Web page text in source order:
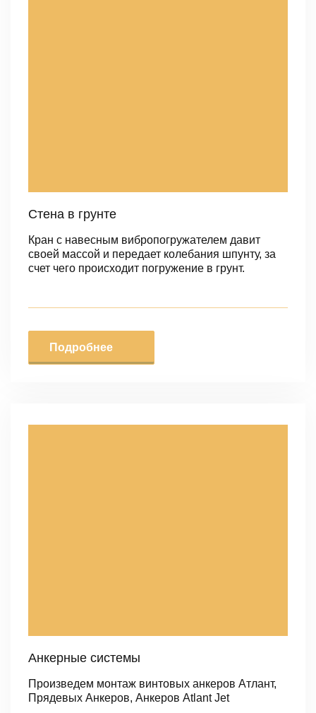
Стена в грунте
Кран с навесным вибропогружателем давит
своей массой и передает колебания шпунту, за
счет чего происходит погружение в грунт.
Подробнее
Анкерные системы
Произведем монтаж винтовых анкеров Атлант,
Прядевых Анкеров, Анкеров Atlant Jet